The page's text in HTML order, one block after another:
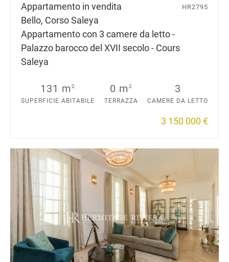
Appartamento in vendita
Bello, Corso Saleya
Appartamento con 3 camere da letto -
Palazzo barocco del XVII secolo - Cours
Saleya
HR2795
131 m2
SUPERFICIE ABITABILE
0 m2
TERRAZZA
3
CAMERE DA LETTO
3 150 000 €